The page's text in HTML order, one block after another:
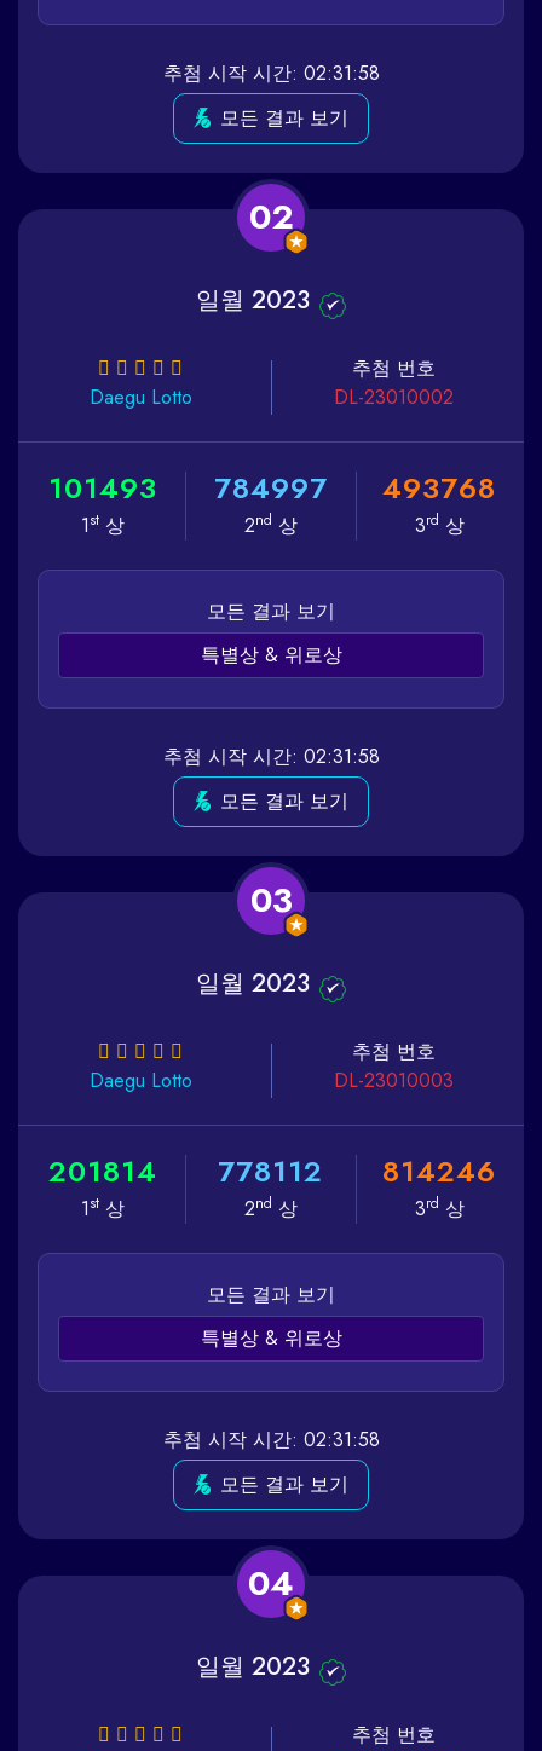
추첨 시작 시간: 02:31:58
모든 결과 보기
02
일월 2023
Daegu Lotto
추첨 번호
DL-23010002
101493
1st상
784997
2nd 상
493768
3rd 상
모든 결과 보기
특별상 & 위로상
추첨 시작 시간: 02:31:58
모든 결과 보기
03
일월 2023
Daegu Lotto
추첨 번호
DL-23010003
201814
1st상
778112
2nd 상
814246
3rd 상
모든 결과 보기
특별상 & 위로상
추첨 시작 시간: 02:31:58
모든 결과 보기
04
일월 2023
추첨 번호